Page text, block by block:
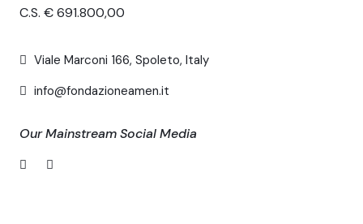
C.S. € 691.800,00
Viale Marconi 166, Spoleto, Italy
info@fondazioneamen.it
Our Mainstream Social Media